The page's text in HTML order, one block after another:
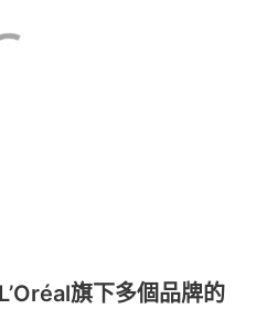
旗下多個品牌的